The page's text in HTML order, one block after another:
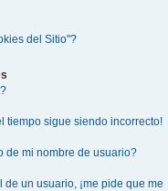
del Sitio"?
tiempo sigue siendo incorrecto!
de mi nombre de usuario?
un usuario, ¡me pide que me